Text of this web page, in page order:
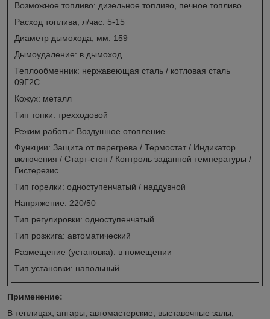
Возможное топливо: дизельное топливо, печное топливо
Расход топлива, л/час: 5-15
Диаметр дымохода, мм: 159
Дымоудаление: в дымоход
Теплообменник: нержавеющая сталь / котловая сталь
09Г2С
Кожух: металл
Тип топки: трехходовой
Режим работы: Воздушное отопление
Функции: Защита от перегрева / Термостат / Индикатор
включения / Старт-стоп / Контроль заданной температуры /
Гистерезис
Тип горелки: одноступенчатый / наддувной
Напряжение: 220/50
Тип регулировки: одноступенчатый
Тип розжига: автоматический
Размещение (установка): в помещении
Тип установки: напольный
Применение:
В теплицах, ангары, автомастерские, выставочные залы,